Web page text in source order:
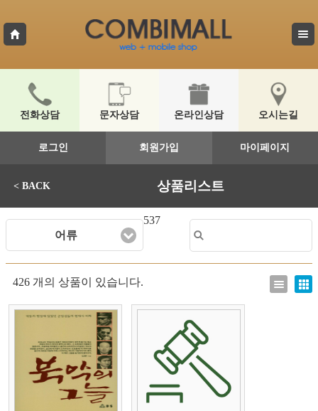
전화상담 문자상담 온라인상담 오시는길
로그인 회원가입 마이페이지
< BACK 상품리스트
어류
537
426 개의 상품이 있습니다.